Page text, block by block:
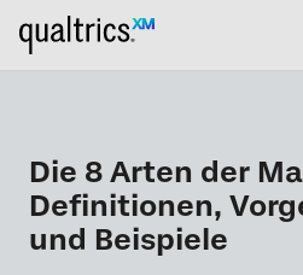
Die 8 Arten der
Definitionen,
und Beispiele